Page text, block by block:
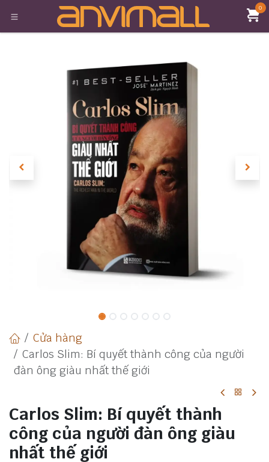
Bỏ qua để đến Nội dung 0
Cửa hàng
Carlos Slim: Bí quyết thành công của người
đàn ông giàu nhất thế giới
Carlos Slim: Bí quyết thành
công của người đàn ông giàu
nhất thế giới